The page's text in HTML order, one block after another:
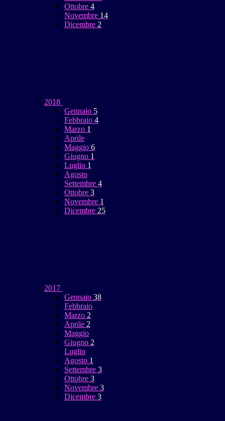
Ottobre 4
Novembre 14
Dicembre 2
2018
Gennaio 5
Febbraio 4
Marzo 1
Aprile
Maggio 6
Giugno 1
Luglio 1
Agosto
Settembre 4
Ottobre 3
Novembre 1
Dicembre 25
2017
Gennaio 38
Febbraio
Marzo 2
Aprile 2
Maggio
Giugno 2
Luglio
Agosto 1
Settembre 3
Ottobre 3
Novembre 3
Dicembre 3